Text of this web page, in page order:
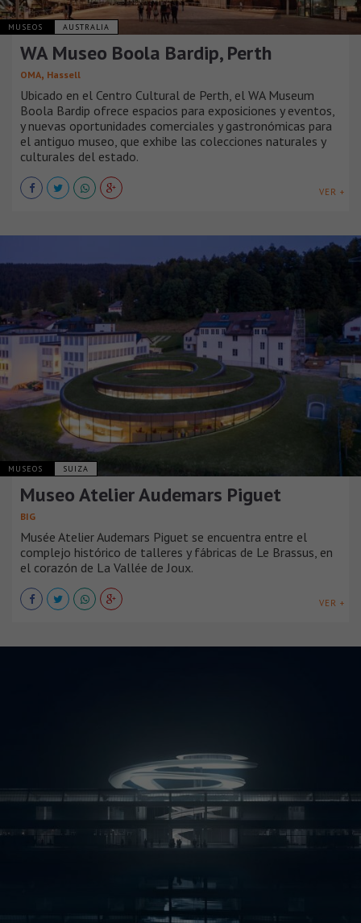
MUSEOS AUSTRALIA
WA Museo Boola Bardip, Perth
OMA, Hassell
Ubicado en el Centro Cultural de Perth, el WA Museum
Boola Bardip ofrece espacios para exposiciones y eventos,
y nuevas oportunidades comerciales y gastronómicas para
el antiguo museo, que exhibe las colecciones naturales y
culturales del estado.
VER +
MUSEOS SUIZA
Museo Atelier Audemars Piguet
BIG
Musée Atelier Audemars Piguet se encuentra entre el
complejo histórico de talleres y fábricas de Le Brassus, en
el corazón de La Vallée de Joux.
VER +